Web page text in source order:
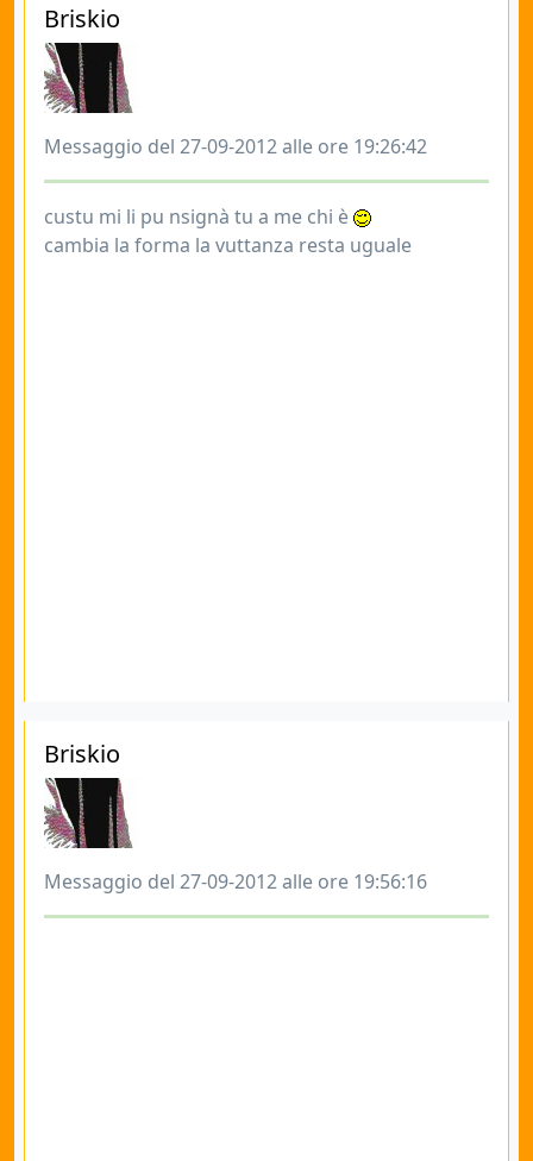
Briskio
Messaggio del 27-09-2012 alle ore 19:26:42
custu mi li pu nsignà tu a me chi è
cambia la forma la vuttanza resta uguale
Briskio
Messaggio del 27-09-2012 alle ore 19:56:16